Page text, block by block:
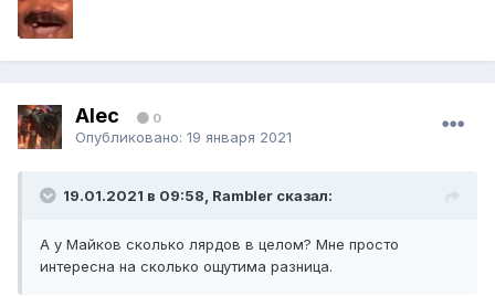
Alec 0
Опубликовано: 19 января 2021
19.01.2021 в 09:58, Rambler сказал:
А у Майков сколько лярдов в целом? Мне просто
интересна на сколько ощутима разница.